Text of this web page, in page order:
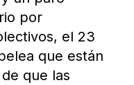
por
el 23
que están
que las